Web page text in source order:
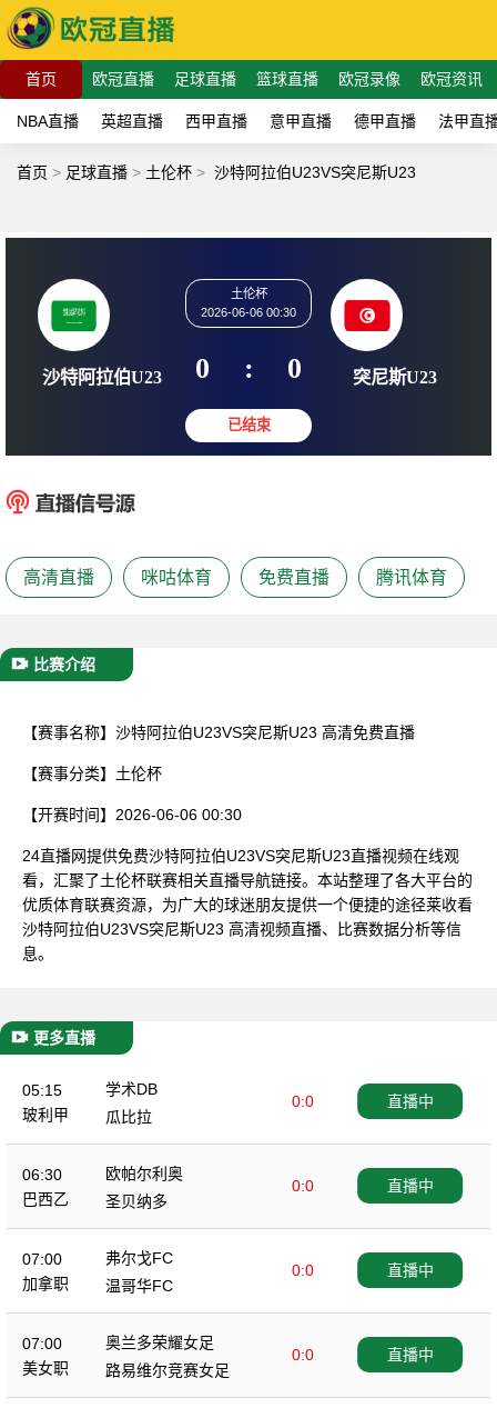
首页 欧冠直播 足球直播 篮球直播 欧冠录像 欧冠资讯
NBA直播 英超直播 西甲直播 意甲直播 德甲直播 法甲直
首页 > 足球直播 > 土伦杯 > 沙特阿拉伯U23VS突尼斯U23
沙特阿拉伯U23
土伦杯
2026-06-06 00:30
0 : 0 突尼
高清直播 咪咕体育 免费直播 腾讯体育
比赛介绍
【赛事名称】 沙特阿拉伯U23VS突尼斯U23 高清免费直播
【赛事分类】 土伦杯
【开赛时间】 2026-06-06 00:30
24直播网提供免费沙特阿拉伯U23VS突尼斯U23直播视频在线观
看，汇聚了土伦杯联赛相关直播导航链接。本站整理了各大平台的
优质体育联赛资源，为广大的球迷朋友提供一个便捷的途径莱收看
沙特阿拉伯U23VS突尼斯U23 高清视频直播、比赛数据分析等信
息。
更多直播
05:15
玻利甲
学术DB
0:0
瓜比拉
直播中
06:30
巴西乙
欧帕尔利奥
0:0
圣贝纳多
直播中
07:00
加拿职
弗尔戈FC
0:0
温哥华FC
直播中
07:00
美女职
奥兰多荣耀女足
0:0
路易维尔竞赛女足
直播中